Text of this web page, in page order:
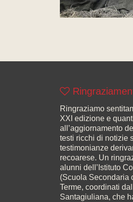
Ringraziamo
XXI edizione e
all’aggiornamento
testi ricchi di notizie
testimonianze
recoarese. Un
alunni dell’Istituto
(Scuola Secondaria
Terme, coordinati
Santagiuliana, che